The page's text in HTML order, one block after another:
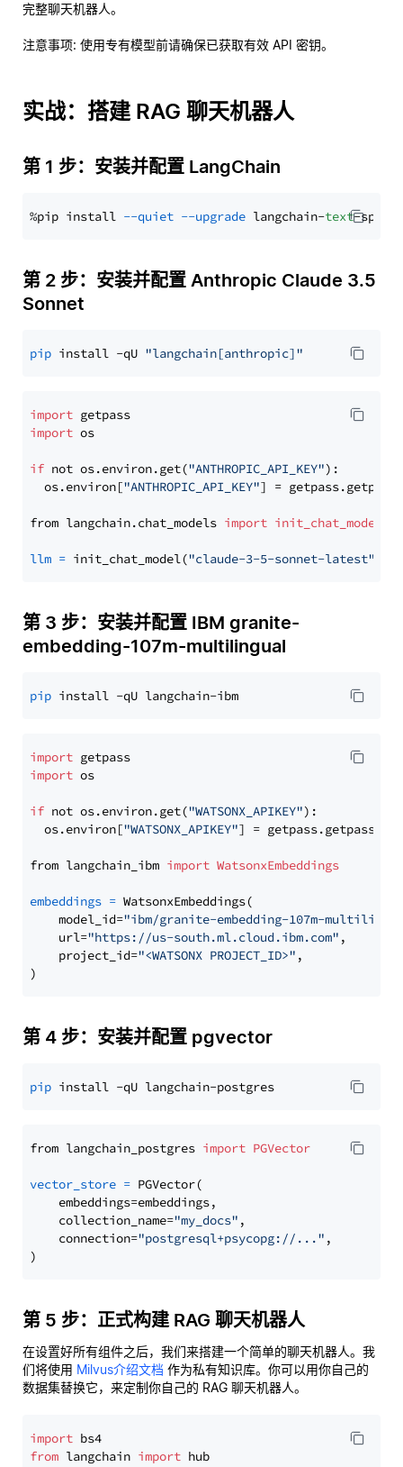
完整聊天机器人。
注意事项: 使用专有模型前请确保已获取有效 API 密钥。
实战：搭建 RAG 聊天机器人
第 1 步：安装并配置 LangChain
%pip install --quiet --upgrade langchain-text
第 2 步：安装并配置 Anthropic Claude 3.5
Sonnet
pip install -qU "langchain[anthropic]"
import
import os
if not os.environ.get("ANTHROPIC_API_KEY"):
  os.environ[
"ANTHROPIC_API_KEY"] = getpass.getpass(
from langchain.chat_models import init_chat_model
llm = init_chat_model("claude-3-5-sonnet-latest"
第 3 步：安装并配置 IBM granite-
embedding-107m-multilingual
pip
import
import os
if not os.environ.get("WATSONX_APIKEY"):
  os.environ[
"WATSONX_APIKEY"] = getpass.getpass(
from langchain_ibm import WatsonxEmbeddings
embeddings = WatsonxEmbeddings(
    model_id=
"ibm/granite-embedding-107m-
    url=
"https://us-south.ml.cloud.ibm.com" ,
    project_id=
"<WATSONX PROJECT_ID>" ,
第 4 步：安装并配置 pgvector
pip
from langchain_postgres import PGVector
vector_store = PGVector(
    embeddings=embeddings,
    collection_name=
"my_docs" ,
    connection=
"postgresql+psycopg://..." ,
第 5 步：正式构建 RAG 聊天机器人
在设置好所有组件之后，我们来搭建一个简单的聊天机器人。我
们将使用 Milvus介绍文档 作为私有知识库。你可以用你自己的
数据集替换它，来定制你自己的 RAG 聊天机器人。
import
from langchain import